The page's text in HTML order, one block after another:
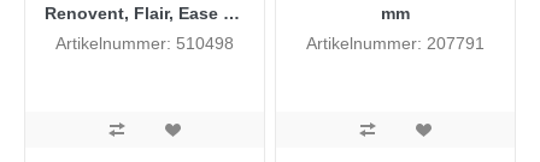
Renovent, Flair, Ease en
de Allure V5.0 (vanaf
Artikelnummer: 510498
mm
Artikelnummer: 207791